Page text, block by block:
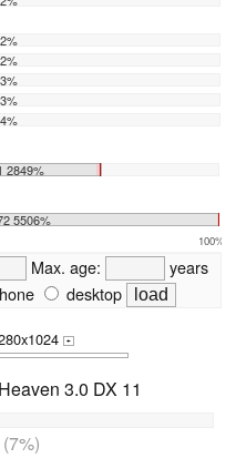
2849%
5506%
100%
Max. age:
years
desktop
+
3.0 DX 11